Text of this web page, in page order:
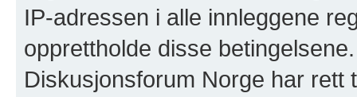
IP-adressen i alle innleggene
opprettholde disse
Diskusjonsforum Norge har rett